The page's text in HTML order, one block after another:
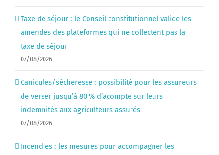
Taxe de séjour : le Conseil constitutionnel valide les
amendes des plateformes qui ne collectent pas la
taxe de séjour
07/08/2026
Canicules/sécheresse : possibilité pour les assureurs
de verser jusqu’à 80 % d’acompte sur leurs
indemnités aux agriculteurs assurés
07/08/2026
Incendies : les mesures pour accompagner les